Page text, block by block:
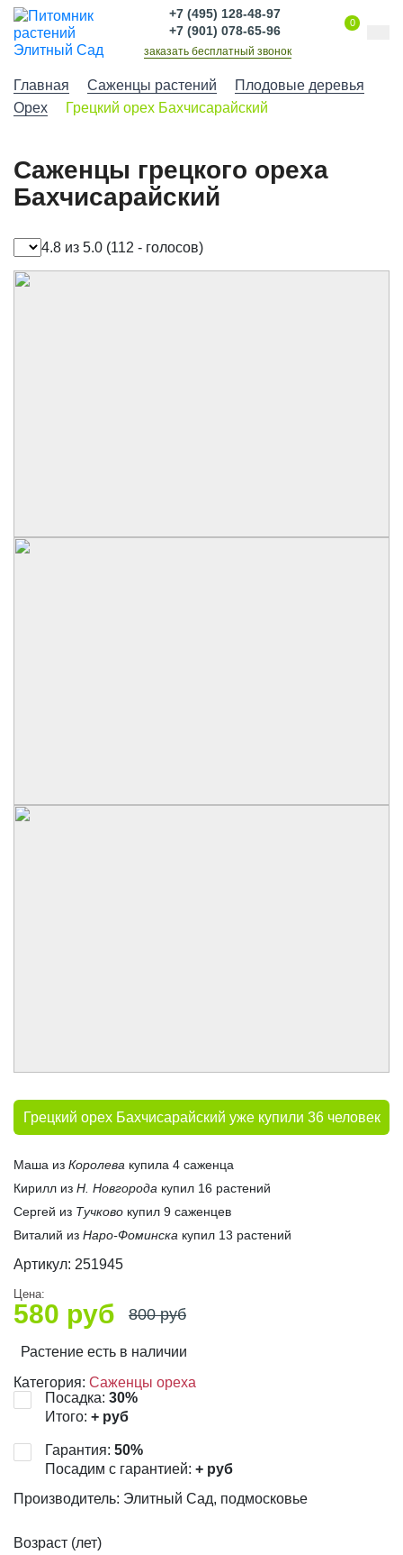
+7 (495) 128-48-97
+7 (901) 078-65-96
заказать бесплатный звонок
0
Главная Саженцы растений
Плодовые деревья
Орех
Грецкий орех Бахчисарайский
Саженцы грецкого ореха
Бахчисарайский
4.8 из 5.0 (112 - голосов)
Грецкий орех Бахчисарайский уже купили 36 человек
Маша из Королева купила 4 саженца
Кирилл из Н. Новгорода купил 16 растений
Сергей из Тучково купил 9 саженцев
Виталий из Наро-Фоминска купил 13 растений
Артикул: 251945
Цена:
580 руб 800руб
Растение есть в наличии
Категория: Саженцы ореха
Посадка: 30%
Итого: + руб
Гарантия: 50%
Посадим с гарантией: + руб
Производитель: Элитный Сад, подмосковье
Возраст (лет)